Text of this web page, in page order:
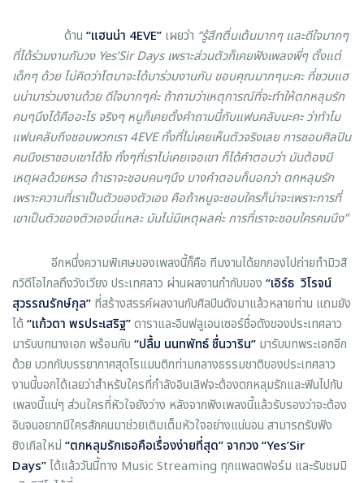
ด้าน “แฮนน่า 4EVE” เผยว่า “รู้สึกตื่นเต้นมากๆ และดีใจมากๆ
ที่ได้ร่วมงานกับวง Yes’Sir Days เพราะส่วนตัวก็เคยฟังเพลงพี่ๆ ตั้งแต่
เด็กๆ ด้วย ไม่คิดว่าโตมาจะได้มาร่วมงานกัน ขอบคุณมากๆนะคะ ที่ชวนแฮ
นน่ามาร่วมงานด้วย ดีใจมากๆค่ะ ถ้าถามว่าเหตุการณ์ที่จะทำให้ตกหลุมรัก
คนๆนึงได้คืออะไร จริงๆ หนูก็เคยตั้งคำถามนี้กับแฟนคลับนะคะ ว่าทำไม
แฟนคลับถึงชอบพวกเรา 4EVE ทั้งที่ไม่เคยเห็นตัวจริงเลย การชอบศิลปิน
คนนึงเราชอบเขาได้ไง ทั้งๆที่เราไม่เคยเจอเขา ก็ได้คำตอบว่า มันต้องมี
เหตุผลด้วยหรอ ถ้าเราจะชอบคนๆนึง บางคำตอบก็บอกว่า ตกหลุมรัก
เพราะความที่เราเป็นตัวของตัวเอง คือถ้าหนูจะชอบใครก็น่าจะเพราะการที่
เขาเป็นตัวของตัวเองนี่แหละ มันไม่มีเหตุผลค่ะ การที่เราจะชอบใครคนนึง”
อีกหนึ่งความพิเศษของเพลงนี้ก็คือ ทีมงานได้ยกกองไปถ่ายทำมิวสิ
กวิดีโอไกลถึงวังเวียง ประเทศลาว ผ่านผลงานกำกับของ “เอิร์ธ วิโรจน์
สุวรรณรักษ์กุล” ที่สร้างสรรค์ผลงานกับศิลปินดังมาแล้วหลายท่าน แถมยัง
ได้ “แก้วตา พรประเสริฐ”ดาราและอินฟลูเอนเซอร์ชื่อดังของประเทศลาว
มารับบทนางเอก พร้อมกับ “ปลื้ม นนทพัทธ์ ชื่นวาริน” มารับบทพระเอกอีก
ด้วย บวกกับบรรยากาศสุดโรแมนติกท่ามกลางธรรมชาติของประเทศลาว
งานนี้บอกได้เลยว่าสำหรับใครที่กำลังอินเลิฟจะต้องตกหลุมรักและฟินไปกับ
เพลงนี้แน่ๆ ส่วนใครที่หัวใจยังว่าง หลังจากฟังเพลงนี้แล้วรับรองว่าจะต้อง
อินจนอยากมีใครสักคนมาช่วยเติมเต็มหัวใจอย่างแน่นอน สามารถรับฟัง
ซิงเกิลใหม่ “ตกหลุมรักเธอคือเรื่องง่ายที่สุด” จากวง “Yes’Sir
Days”ได้แล้ววันนี้ทาง Music Streaming ทุกแพลตฟอร์ม และรับชมมิ